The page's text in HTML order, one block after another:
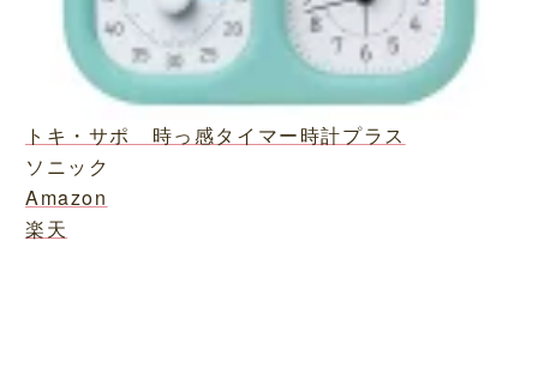
トキ・サポ 時っ感タイマー時計プラス
ソニック
Amazon
楽天